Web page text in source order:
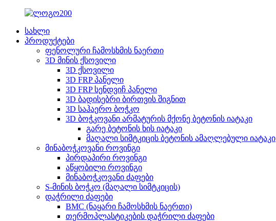
სახლი
პროდუქტები
ფენოლური ჩამოსხმის ნაერთი
3D მინის ქსოვილი
3D ქსოვილი
3D FRP პანელი
3D FRP სენდვიჩ პანელი
3D ბადისებრი ბირთვის შიგნით
3D საჰაერო ბოჭკო
3D ბოჭკოვანი არმატურის მქონე ბეტონის იატაკი
გარე ბეტონის ხის იატაკი
მაღალი სიმტკიცის ბეტონის ამაღლებული იატაკი
მინაბოჭკოვანი როვინგი
პირდაპირი როვინგი
აწყობილი როვინგი
მინაბოჭკოვანი ძაფები
S-მინის ბოჭკო (მაღალი სიმტკიცის)
დაჭრილი ძაფები
BMC (ნაყარი ჩამოსხმის ნაერთი)
თერმოპლასტიკების დაჭრილი ძაფები